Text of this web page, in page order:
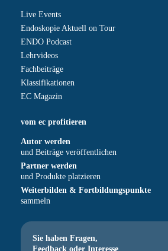
Live Events
Endoskopie Aktuell on Tour
ENDO Podcast
Lehrvideos
Fachbeiträge
Klassifikationen
EC Magazin
vom ec profitieren
Autor werden
und Beiträge veröffentlichen
Partner werden
und Produkte platzieren
Weiterbilden & Fortbildungspunkte
sammeln
Sie haben Fragen,
Feedback oder Interesse